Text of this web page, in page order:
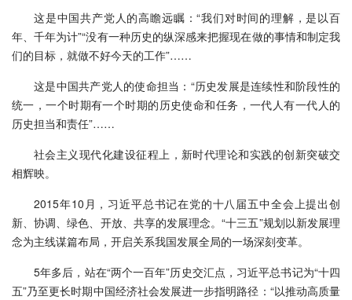
这是中国共产党人的高瞻远瞩：“我们对时间的理解，是以百
年、千年为计”“没有一种历史的纵深感来把握现在做的事情和制定我
们的目标，就做不好今天的工作”……
这是中国共产党人的使命担当：“历史发展是连续性和阶段性的
统一，一个时期有一个时期的历史使命和任务，一代人有一代人的
历史担当和责任”……
社会主义现代化建设征程上，新时代理论和实践的创新突破交
相辉映。
2015年10月，习近平总书记在党的十八届五中全会上提出创
新、协调、绿色、开放、共享的发展理念。“十三五”规划以新发展理
念为主线谋篇布局，开启关系我国发展全局的一场深刻变革。
5年多后，站在“两个一百年”历史交汇点，习近平总书记为“十四
五”乃至更长时期中国经济社会发展进一步指明路径：“以推动高质量